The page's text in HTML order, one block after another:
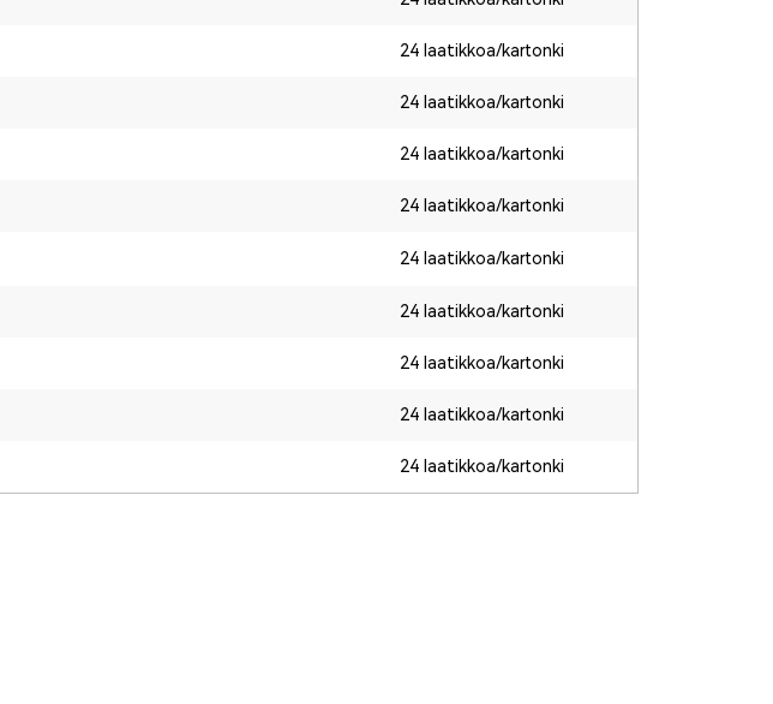
24 laatikkoa/kartonki
24 laatikkoa/kartonki
24 laatikkoa/kartonki
24 laatikkoa/kartonki
24 laatikkoa/kartonki
24 laatikkoa/kartonki
24 laatikkoa/kartonki
24 laatikkoa/kartonki
24 laatikkoa/kartonki